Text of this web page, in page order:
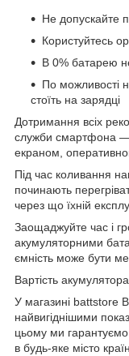
Не допускайте
Користуйтесь
В 0% батарею
По можливості
стоїть на зарядці
Дотримання всіх
служби смартфона —
екраном,
Під час коливання
починають
через що їхній
Заощаджуйте час і
акумуляторними
ємність може бути
Вартість акумулятора
У магазині battstore
найвигіднішими
цьому ми
в будь-яке місто